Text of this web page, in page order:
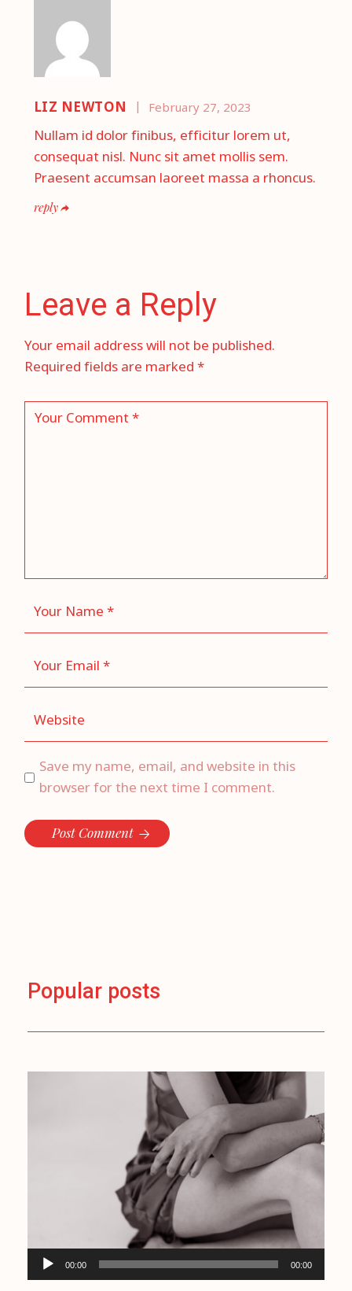
LIZ NEWTON February 27, 2023
Nullam id dolor finibus, efficitur lorem ut,
consequat nisl. Nunc sit amet mollis sem.
Praesent accumsan laoreet massa a rhoncus.
reply
Leave a Reply
Your email address will not be published.
Required fields are marked*
Save my name, email, and website in this
browser for the next time I comment.
Post Comment
Popular posts
Audio
Player
00:00 00:00